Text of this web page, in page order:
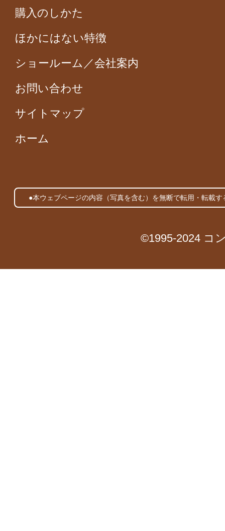
購入のしかた
ほかにはない特徴
ショールーム／会社案内
お問い合わせ
サイトマップ
ホーム
●本ウェブページの内容（写真を含む）を無断で転用・転載
©1995-2024 コ